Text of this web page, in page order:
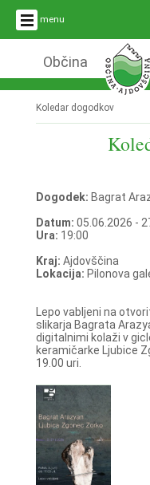
menu
Občina
Koledar dogodkov
Dogodek: Bagrat
Datum: 05.06.2026 -
Ura: 19:00
Kraj: Ajdovščina
Lokacija: Pilonova
Lepo vabljeni na
slikarja Bagrata
digitalnimi kolaži v
keramičarke Ljubice
19.00 uri.